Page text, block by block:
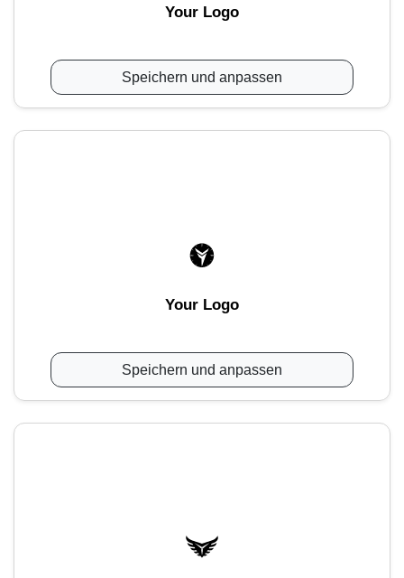
Your Logo
Speichern und anpassen
Your Logo
Speichern und anpassen